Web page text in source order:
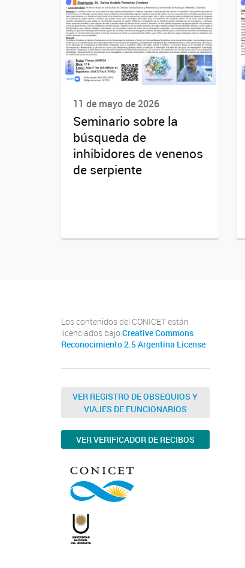
11 de mayo de 2026
Seminario sobre la
búsqueda de
inhibidores de venenos
de serpiente
Los contenidos del CONICET están
licenciados bajo Creative Commons
Reconocimiento 2.5 Argentina License
VER REGISTRO DE OBSEQUIOS Y
VIAJES DE FUNCIONARIOS
VER VERIFICADOR DE RECIBOS